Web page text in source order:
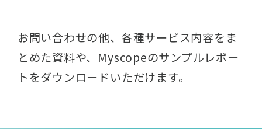
お問い合わせの他、各種サービス内容をま
とめた資料や、 Myscopeのサンプルレポー
トをダウンロードいただけます。